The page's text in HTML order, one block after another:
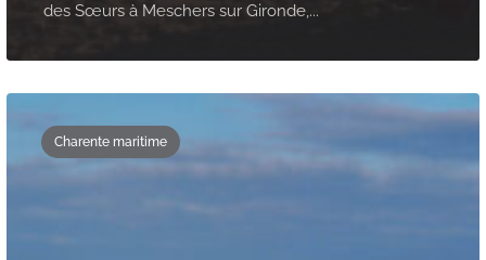
des Sœurs à Meschers sur Gironde,...
Charente maritime